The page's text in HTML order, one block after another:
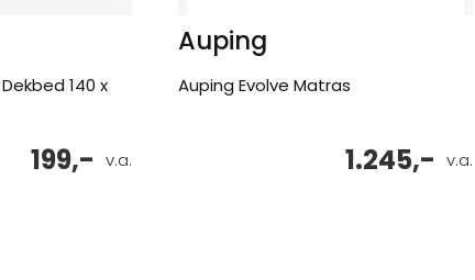
140 x
v.a.
199,-
Auping
Auping Evolve Matras
v.a.
1.245,-